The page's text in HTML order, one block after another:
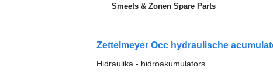
Smeets & Zonen Spare Parts
Hidraulika - hidroakumulators